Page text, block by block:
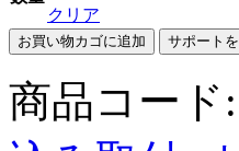
クリア
お買い物カゴに追加 サポート
商品コード: